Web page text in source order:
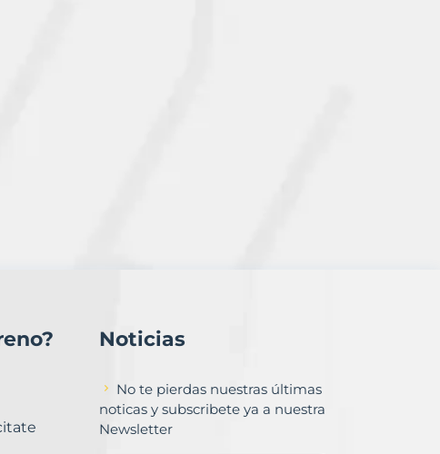
Noticias
No te pierdas nuestras últimas
noticas y subscribete ya a nuestra
Newsletter